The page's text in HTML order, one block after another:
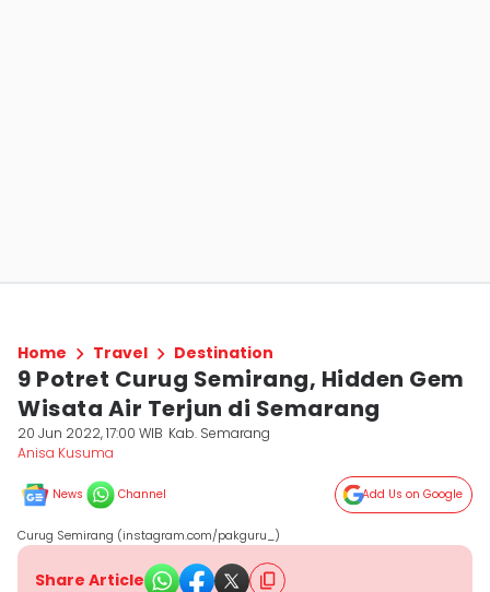
Home Travel Destination
9 Potret Curug Semirang, Hidden Gem
Wisata Air Terjun di Semarang
20 Jun 2022, 17:00 WIB Kab. Semarang
Anisa Kusuma
News Channel Add Us on Google
Curug Semirang (instagram.com/pakguru_)
Share Article